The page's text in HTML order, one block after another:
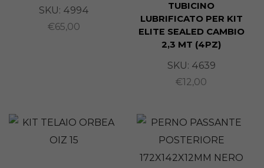
SKU: 4994
€65,00
TUBICINO
LUBRIFICATO PER KIT
ELITE SEALED CAMBIO
2,3 MT (4PZ)
SKU: 4639
€12,00